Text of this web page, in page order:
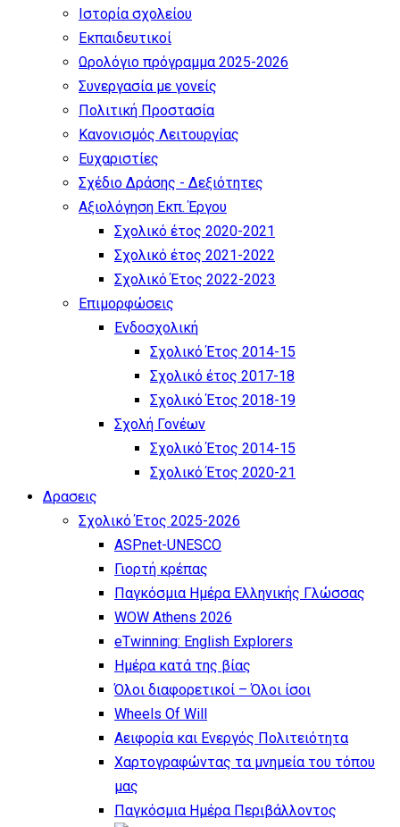
Ιστορία σχολείου
Εκπαιδευτικοί
Ωρολόγιο πρόγραμμα 2025-2026
Συνεργασία με γονείς
Πολιτική Προστασία
Κανονισμός Λειτουργίας
Ευχαριστίες
Σχέδιο Δράσης - Δεξιότητες
Αξιολόγηση Εκπ. Έργου
Σχολικό έτος 2020-2021
Σχολικό έτος 2021-2022
Σχολικό Έτος 2022-2023
Επιμορφώσεις
Ενδοσχολική
Σχολικό Έτος 2014-15
Σχολικό έτος 2017-18
Σχολικό Έτος 2018-19
Σχολή Γονέων
Σχολικό Έτος 2014-15
Σχολικό Έτος 2020-21
Δρασεις
Σχολικό Έτος 2025-2026
ASPnet-UNESCO
Γιορτή κρέπας
Παγκόσμια Ημέρα Ελληνικής Γλώσσας
WOW Athens 2026
eTwinning: English Explorers
Ημέρα κατά της βίας
Όλοι διαφορετικοί – Όλοι ίσοι
Wheels Of Will
Αειφορία και Ενεργός Πολιτειότητα
Χαρτογραφώντας τα μνημεία του τόπου
μας
Παγκόσμια Ημέρα Περιβάλλοντος